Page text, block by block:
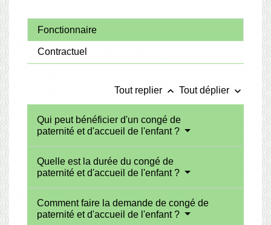
Fonctionnaire
Contractuel
Tout replier keyboard_arrow_up Tout déplier keyboard_arrow_down
Qui peut bénéficier d'un congé de
paternité et d'accueil de l'enfant ?
Quelle est la durée du congé de
paternité et d'accueil de l'enfant ?
Comment faire la demande de congé de
paternité et d'accueil de l'enfant ?